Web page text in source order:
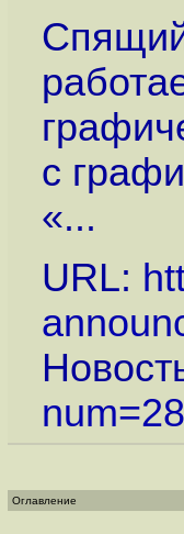
с
«...
URL:
Оглавление